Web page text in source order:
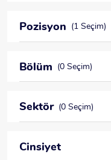
Pozisyon (1 Seçim)
Bölüm (0 Seçim)
Sektör (0 Seçim)
Cinsiyet